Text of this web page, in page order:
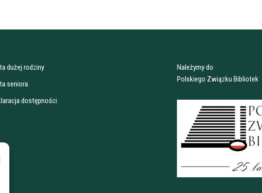
dużej rodziny
seniora
dostępności
Należymy do
Polskiego Związku Bibliotek